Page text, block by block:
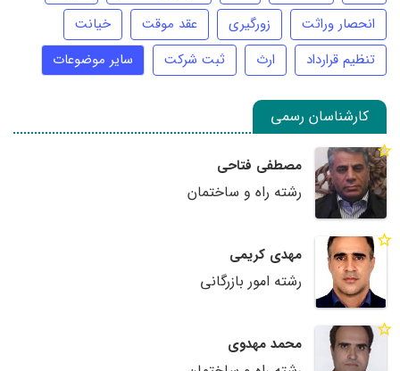
انحصار وراثت
زورگیری عقد موقت
خیانت
تنظیم قرارداد
ارث ثبت شرکت سایر موضوعات
کارشناسان رسمی
مصطفی فتاحی
رشته راه و ساختمان
مهدی کریمی
رشته امور بازرگانی
محمد مهدوی